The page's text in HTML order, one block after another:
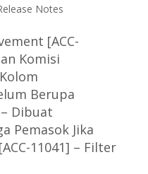
Notes
[ACC-
Komisi
Berupa
– Dibuat
Pemasok Jika
11041] – Filter